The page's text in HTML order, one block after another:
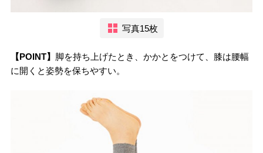
写真15枚
【POINT】 脚を持ち上げたとき、かかとをつけて、膝は腰幅
に開くと姿勢を保ちやすい。